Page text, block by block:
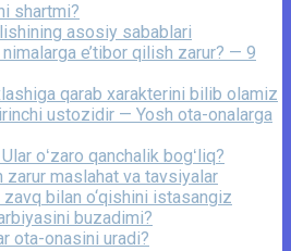
shartmi?
asosiy sabablari
nimalarga e’tibor qilish zarur? — 9
qarab xarakterini bilib olamiz
ustozidir — Yosh ota-onalarga
oʻzaro qanchalik bogʻliq?
zarur maslahat va tavsiyalar
bilan o‘qishini istasangiz
buzadimi?
ota-onasini uradi?